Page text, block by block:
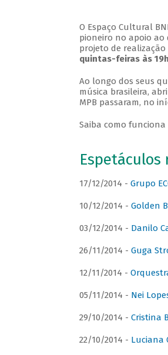
O Espaço Cultural
pioneiro no apoio
projeto de
quintas-feiras às 19h
Ao longo dos seus
música brasileira,
MPB passaram, no
Saiba como funciona
Espetáculos
17/12/2014 - Grupo
10/12/2014 - Golden
03/12/2014 - Danilo
26/11/2014 - Guga
12/11/2014 -
05/11/2014 - Nei
29/10/2014 - Cristina
22/10/2014 - Luciana